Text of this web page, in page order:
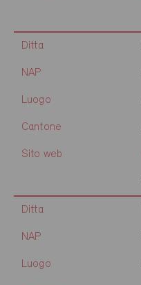
Ditta
NAP
Luogo
Cantone
Sito web
Ditta
NAP
Luogo